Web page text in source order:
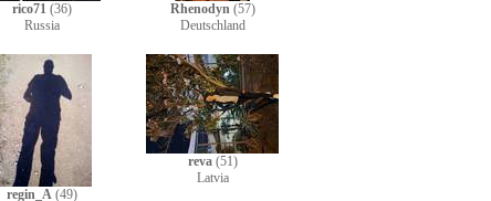
rico71 (36)
Russia
Rhenodyn(57)
Deutschland
regin_A (49)
reva(51)
Latvia